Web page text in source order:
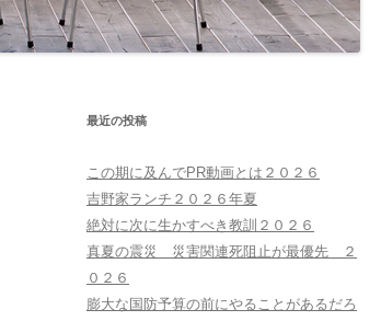
最近の投稿
この期に及んでPR動画とは２０２６
吉野家ランチ２０２６年夏
絶対に次に生かすべき教訓２０２６
真夏の震災 災害関連死阻止が最優先 ２
０２６
膨大な国防予算の前にやることがあるだろ